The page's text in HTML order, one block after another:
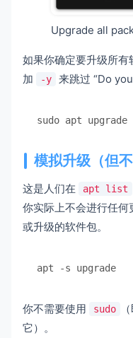
Upgrade all
如果你确定要升级所
加
-y 来跳过 “Do
sudo apt upgrade
模拟升级（但
这是人们在 apt list
你实际上不会进行任
或升级的软件包。
apt -s upgrade
你不需要使用 sudo
它）。